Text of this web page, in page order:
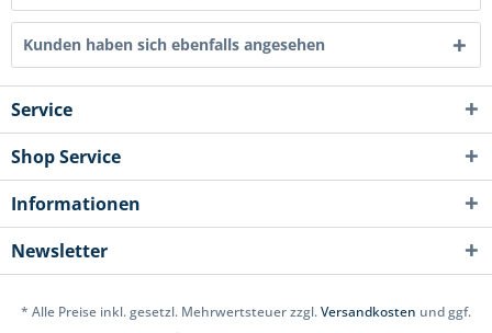
Kunden haben sich ebenfalls angesehen
Service
Shop Service
Informationen
Newsletter
* Alle Preise inkl. gesetzl. Mehrwertsteuer zzgl.Versandkosten und ggf.